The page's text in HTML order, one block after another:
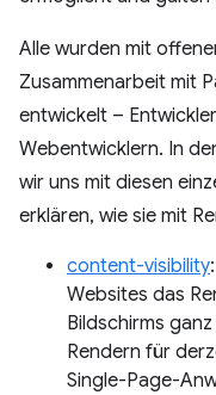
Alle wurden mit
Zusammenarbeit mit
entwickelt –
Webentwicklern. In
wir uns mit diesen
erklären, wie sie mit
content-visibility
Websites das
Bildschirms
Rendern für
Single-Page-